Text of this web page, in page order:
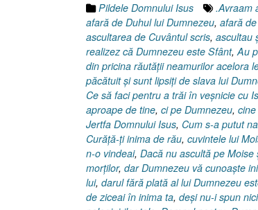
Pildele Domnului Isus .Avraam
afară de Duhul lui Dumnezeu, afară
ascultarea de Cuvântul scris, ascultau
realizez că Dumnezeu este Sfânt,Au
din pricina răutăţii neamurilor acelora
păcătuit şi sunt lipsiţi de slava lui
Ce să faci pentru a trăi în veşnicie cu
aproape de tine, ci pe Dumnezeu,
Jertfa Domnului Isus, Cum s-a putut
Curăţă-ţi inima de rău, cuvintele lui
n-o vindeai, Dacă nu ascultă pe Moise
morţilor, dar Dumnezeu vă cunoaşte
lui, darul fără plată al lui Dumnezeu
de ziceai în inima ta, deşi nu-i spun